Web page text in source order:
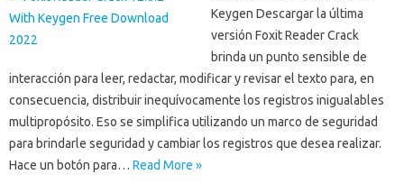
Keygen Descargar la última
versión Foxit Reader Crack
brinda un punto sensible de
interacción para leer, redactar, modificar y revisar el texto para, en
consecuencia, distribuir inequívocamente los registros inigualables
multipropósito. Eso se simplifica utilizando un marco de seguridad
para brindarle seguridad y cambiar los registros que desea realizar.
Hace un botón para… Read More »